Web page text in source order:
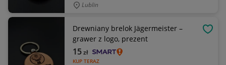
Lublin
Drewniany brelok Jägermeister –
grawer z logo, prezent
KUP TERAZ
15zł